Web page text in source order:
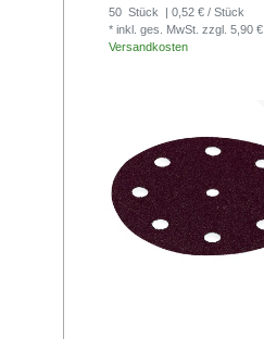
50 Stück
| 0,52 € / Stück
* inkl. ges. MwSt.zzgl. 5,90 €
Versandkosten